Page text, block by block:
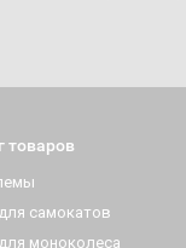
товаров
самокатов
моноколеса